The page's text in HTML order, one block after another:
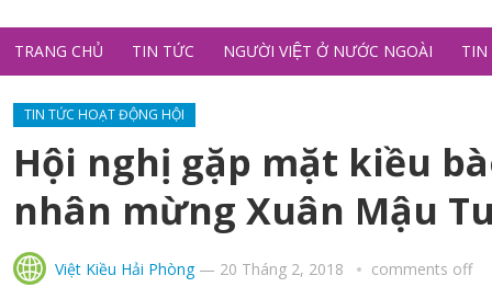
TRANG CHỦ TIN TỨC NGƯỜI VIỆT Ở NƯỚC NGOÀI TIN
TIN TỨC HOẠT ĐỘNG HỘI
Hội nghị gặp mặt kiều
nhân mừng Xuân Mậu
Việt Kiều Hải Phòng— 20 Tháng 2, 2018 comments off